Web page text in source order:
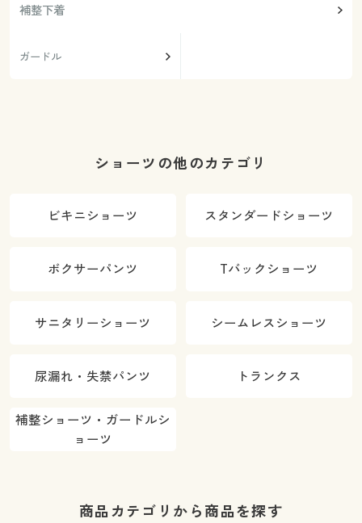
補整下着
ガードル
ショーツの他のカテゴリ
ビキニショーツ スタンダードショーツ
ボクサーパンツ Tバックショーツ
サニタリーショーツ シームレスショーツ
尿漏れ・失禁パンツ トランクス
補整ショーツ・ガードルシ
ョーツ
商品カテゴリから商品を探す